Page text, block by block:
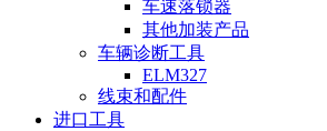
车速落锁器
其他加装产品
车辆诊断工具
ELM327
线束和配件
进口工具